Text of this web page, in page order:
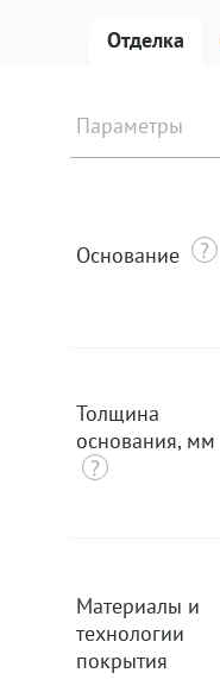
Отделка
Параметры
Основание
Толщина
основания, мм
Материалы и
технологии
покрытия